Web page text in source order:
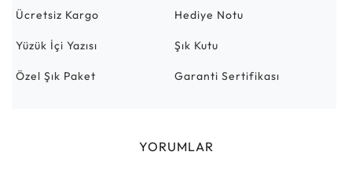
Ücretsiz Kargo Hediye Notu
Yüzük İçi Yazısı Şık Kutu
Özel Şık Paket Garanti Sertifikası
YORUMLAR